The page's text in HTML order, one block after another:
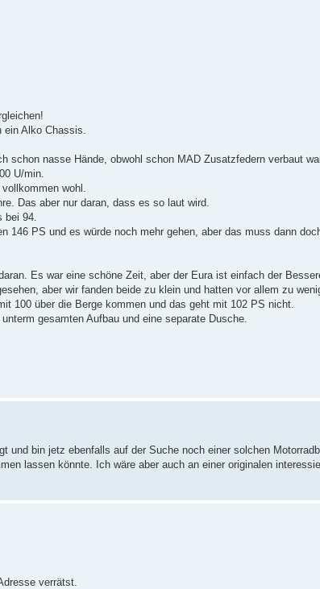
Alko Chassis.
schon nasse Hände, obwohl schon MAD Zusatzfedern verbaut
U/min.
wohl.
Das aber nur daran, dass es so laut wird.
bei 94.
146 PS und es würde noch mehr gehen, aber das muss dann
Es war eine schöne Zeit, aber der Eura ist einfach der
aber wir fanden beide zu klein und hatten vor allem zu
100 über die Berge kommen und das geht mit 102 PS nicht.
gesamten Aufbau und eine separate Dusche.
und bin jetz ebenfalls auf der Suche noch einer solchen
lassen könnte. Ich wäre aber auch an einer originalen
verrätst.